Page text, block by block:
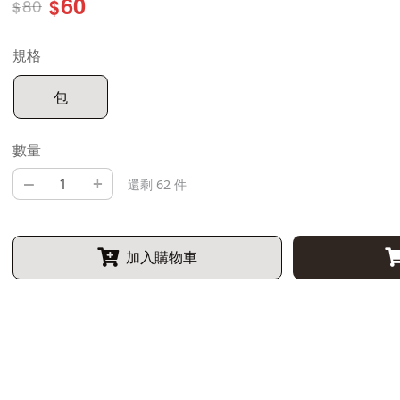
$80 $
規格
包
數量
– + 還剩 62 件
加入購物車